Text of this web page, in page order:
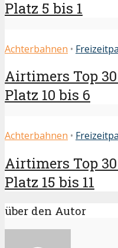
Platz 5 bis 1
Achterbahnen •
Airtimers Top
Platz 10 bis 6
Achterbahnen •
Airtimers Top
Platz 15 bis 11
über den Autor